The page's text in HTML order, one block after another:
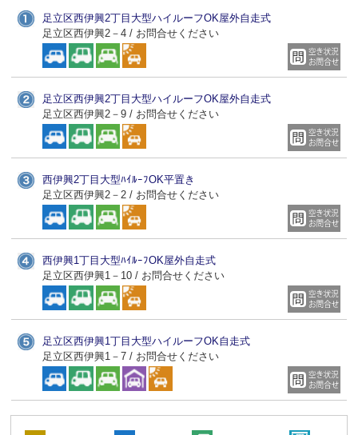
足立区西伊興2丁目大型ハイルーフOK屋外自走式
足立区西伊興2－4 / お問合せください
足立区西伊興2丁目大型ハイルーフOK屋外自走式
足立区西伊興2－9 / お問合せください
西伊興2丁目大型ﾊｲﾙｰﾌOK平置き
足立区西伊興2－2 / お問合せください
西伊興1丁目大型ﾊｲﾙｰﾌOK屋外自走式
足立区西伊興1－10 / お問合せください
足立区西伊興1丁目大型ハイルーフOK自走式
足立区西伊興1－7 / お問合せください